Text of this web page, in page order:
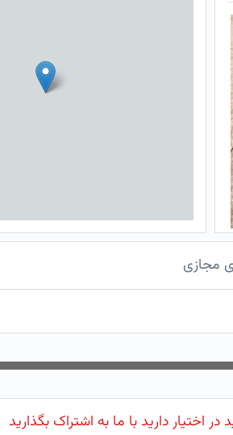
مجازی
اختیار دارید با ما به اشتراک بگذارید